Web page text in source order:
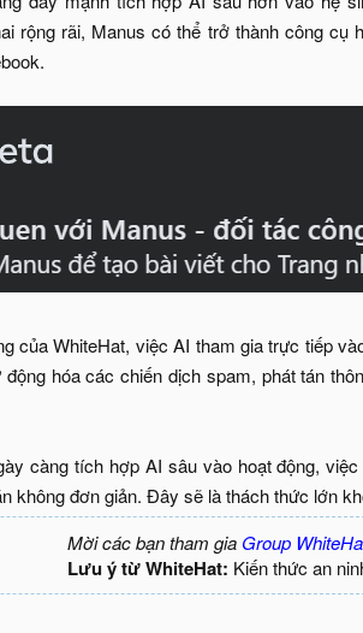
rộng rãi, Manus có thể trở thành công cụ
của WhiteHat, việc AI tham gia trực tiếp
hóa các chiến dịch spam, phát tán
càng tích hợp AI sâu vào hoạt động,
không đơn giản. Đây sẽ là thách thức lớn
Mời các bạn tham gia Group
Lưu ý từ WhiteHat: Kiến thức an